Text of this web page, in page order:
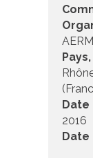
Date
2016
Date